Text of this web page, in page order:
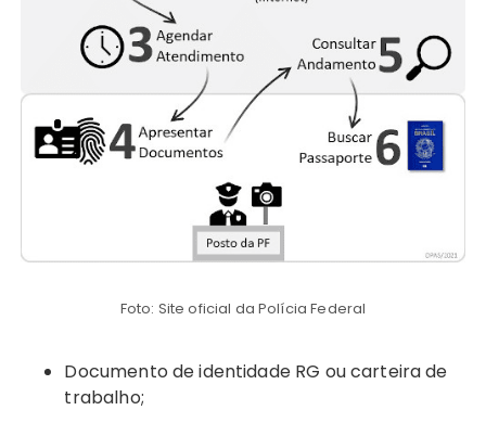
Foto: Site oficial da Polícia Federal
Documento de identidade RG ou carteira de
trabalho;